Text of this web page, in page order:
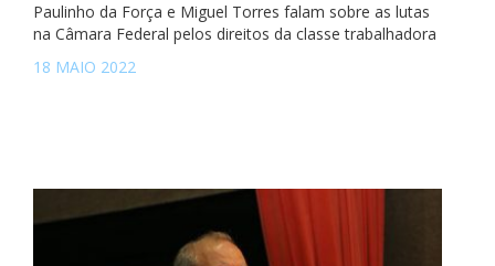
Paulinho da Força e Miguel Torres falam sobre as lutas
na Câmara Federal pelos direitos da classe trabalhadora
18 MAIO 2022